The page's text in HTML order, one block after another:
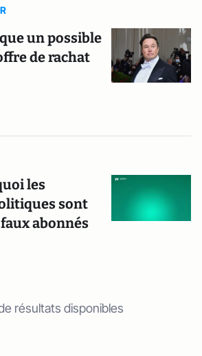
un possible
de rachat
les
sont
abonnés
résultats disponibles